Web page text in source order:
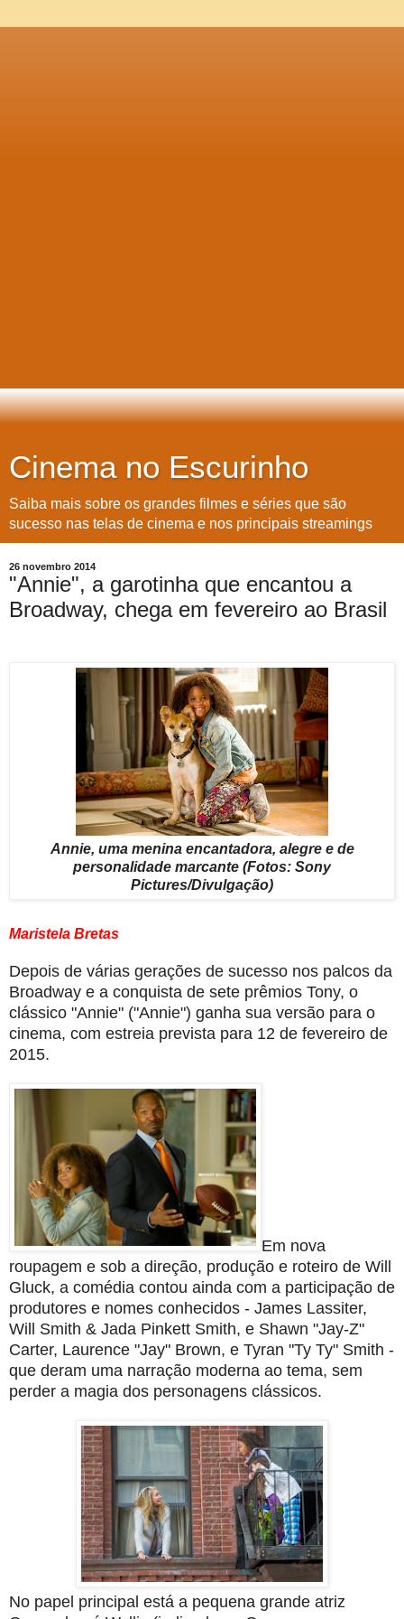
Cinema no Escurinho
Saiba mais sobre os grandes filmes e séries que são
sucesso nas telas de cinema e nos principais streamings
26 novembro 2014
"Annie", a garotinha que encantou a
Broadway, chega em fevereiro ao Brasil
Annie, uma menina encantadora, alegre e de
personalidade marcante (Fotos: Sony
Pictures/Divulgação)
Maristela Bretas
Depois de várias gerações de sucesso nos palcos da
Broadway e a conquista de sete prêmios Tony, o
clássico "Annie" ("Annie") ganha sua versão para o
cinema, com estreia prevista para 12 de fevereiro de
2015.
Em nova
roupagem e sob a direção, produção e roteiro de Will
Gluck, a comédia contou ainda com a participação de
produtores e nomes conhecidos - James Lassiter,
Will Smith & Jada Pinkett Smith, e Shawn "Jay-Z"
Carter, Laurence "Jay" Brown, e Tyran "Ty Ty" Smith -
que deram uma narração moderna ao tema, sem
perder a magia dos personagens clássicos.
No papel principal está a pequena grande atriz